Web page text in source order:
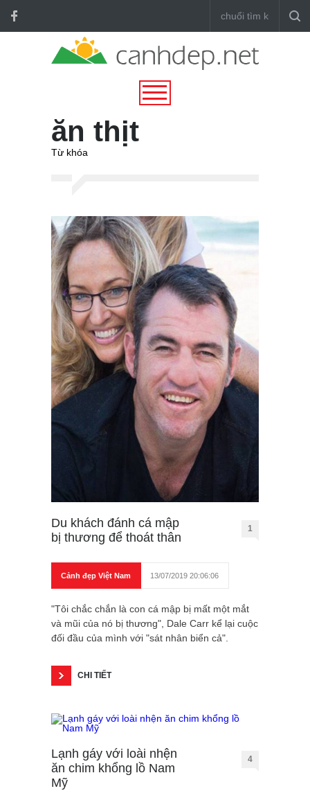
ăn thịt
Từ khóa
Du khách đánh cá mập
bị thương để thoát thân
1
Cảnh đẹp Việt Nam 13/07/2019 20:06:06
"Tôi chắc chắn là con cá mập bị mất một mắt
và mũi của nó bị thương", Dale Carr kể lại cuộc
đối đầu của mình với "sát nhân biển cả".
CHI TIẾT
Lạnh gáy với loài nhện
ăn chim khổng lồ Nam
Mỹ
4